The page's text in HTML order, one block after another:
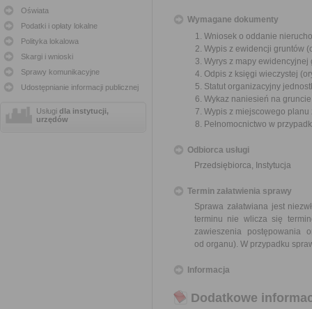
Oświata
Podatki i opłaty lokalne
Polityka lokalowa
Skargi i wnioski
Sprawy komunikacyjne
Udostępnianie informacji publicznej
Usługi dla instytucji,
urzędów
Wymagane dokumenty
Wniosek o oddanie
Wypis z ewidencji gruntów
Wyrys z mapy ewidencyjnej
Odpis z księgi wieczystej
Statut organizacyjny
Wykaz naniesień na
Wypis z miejscowego
Pełnomocnictwo w
Odbiorca usługi
Przedsiębiorca, Instytucja
Termin załatwienia sprawy
Sprawa załatwiana jest
terminu nie wlicza się
zawieszenia postępowania
od organu). W przypadku
Informacja
Dodatkowe